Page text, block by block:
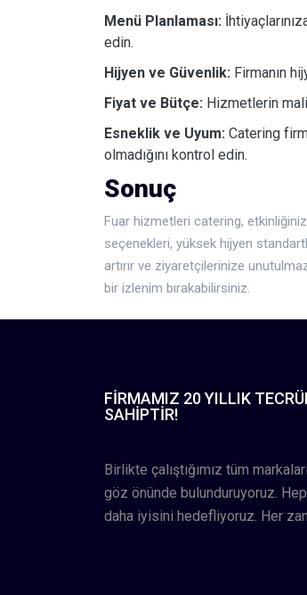
Menü Planlaması:
edin.
Hijyen ve Güvenlik: Firmanın
Fiyat ve Bütçe: Hizmetlerin
Esneklik ve Uyum: Catering
olmadığını kontrol edin.
Sonuç
Fuar hizmetleri catering,
seçenekleri, yüksek hijyen
artırır ve ziyaretçilerinize
bir izlenim bırakabilirsiniz.
FIRMAMIZ 20 YILLIK
SAHIPTIR!
Birlikte çalıştığımız tüm
göz önünde bulunduruyoruz.
daha iyisini hedefliyoruz. Her